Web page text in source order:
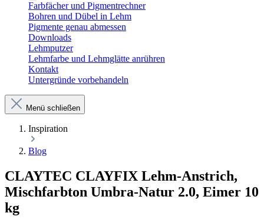
Farbfächer und Pigmentrechner
Bohren und Dübel in Lehm​
Pigmente genau abmessen
Downloads
Lehmputzer
Lehmfarbe und Lehmglätte anrühren
Kontakt
Untergründe vorbehandeln
Menü schließen
Inspiration
Blog
CLAYTEC CLAYFIX Lehm-Anstrich,
Mischfarbton Umbra-Natur 2.0, Eimer 10
kg